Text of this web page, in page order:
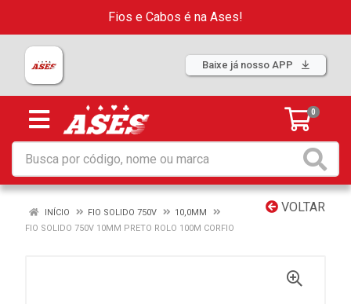
Fios e Cabos é na Ases!
Baixe já nosso APP
0
VOLTAR
INÍCIO FIO SOLIDO 750V
10,0MM
FIO SOLIDO 750V 10MM PRETO ROLO 100M CORFIO